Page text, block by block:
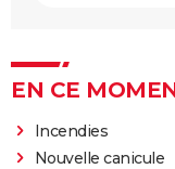
EN CE
Incendies
Nouvelle canicule